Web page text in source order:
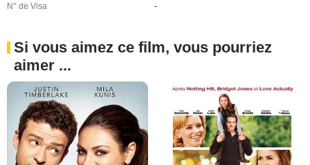
N° de Visa
-
Si vous aimez ce film, vous pourriez
aimer ...